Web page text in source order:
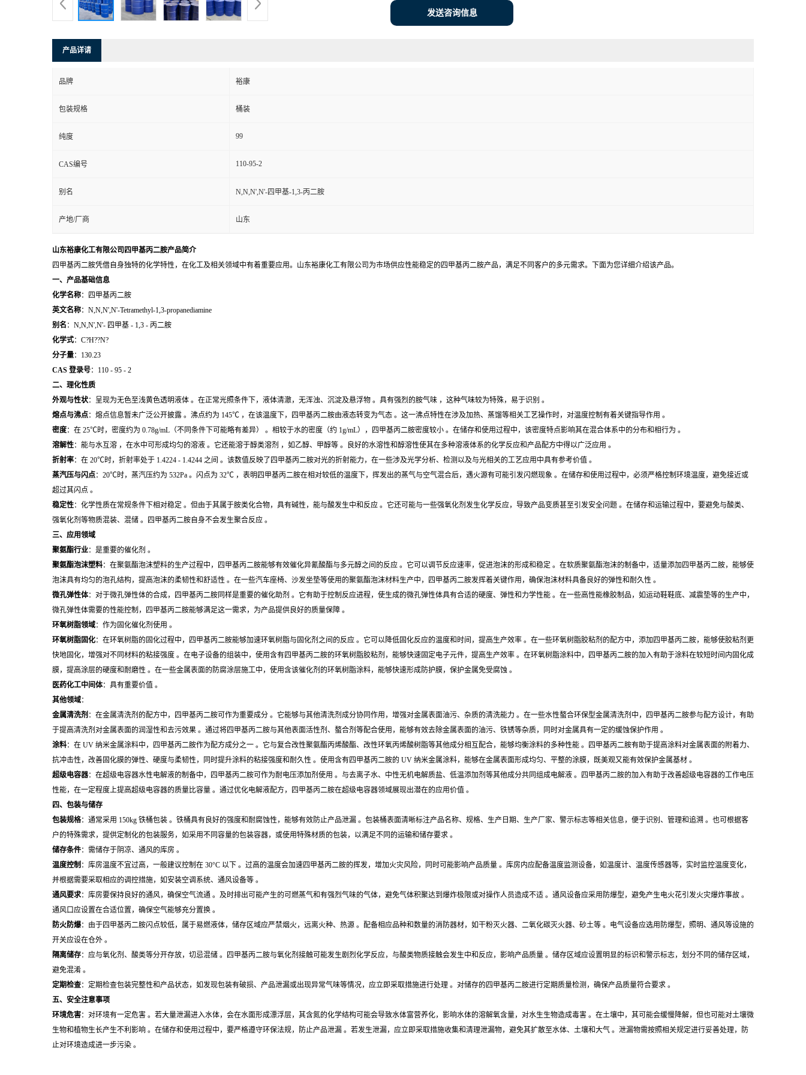
发送咨询信息
产品详请
品牌 裕康
包装规格 桶装
纯度 99
CAS编号 110-95-2
别名 N,N,N',N'-四甲基-1,3-丙二胺
产地/厂商 山东
山东裕康化工有限公司四甲基丙二胺产品简介
四甲基丙二胺凭借自身独特的化学特性，在化工及相关领域中有着重要应用。山东裕康化工有限公司为市场供应性能稳定的四甲基丙二胺产品，满足不同客户的多元需求。下面为您详细介绍该产品。
一、产品基础信息
化学名称：四甲基丙二胺
英文名称：N,N,N',N'-Tetramethyl-1,3-propanediamine
别名 ：N,N,N',N'- 四甲基 - 1,3 - 丙二胺
化学式：C?H??N?
分子量：130.23
CAS 登录号：110 - 95 - 2
二、理化性质
外观与性状：呈现为无色至浅黄色透明液体 。在正常光照条件下，液体清澈，无浑浊、沉淀及悬浮物 。具有强烈的胺气味 ，这种气味较为特殊，易于识别 。
熔点与沸点：熔点信息暂未广泛公开披露 。沸点约为 145℃ ，在该温度下，四甲基丙二胺由液态转变为气态 。这一沸点特性在涉及加热、蒸馏等相关工艺操作时，对温度控制有着关键指导作用 。
密度：在 25℃时，密度约为 0.78g/mL（不同条件下可能略有差异） 。相较于水的密度（约 1g/mL），四甲基丙二胺密度较小 。在储存和使用过程中，该密度特点影响其在混合体系中的分布和相行为 。
溶解性：能与水互溶 ，在水中可形成均匀的溶液 。它还能溶于醇类溶剂 ，如乙醇、甲醇等 。良好的水溶性和醇溶性使其在多种溶液体系的化学反应和产品配方中得以广泛应用 。
折射率：在 20℃时，折射率处于 1.4224 - 1.4244 之间 。该数值反映了四甲基丙二胺对光的折射能力，在一些涉及光学分析、检测以及与光相关的工艺应用中具有参考价值 。
蒸汽压与闪点：20℃时，蒸汽压约为 532Pa 。闪点为 32℃ ，表明四甲基丙二胺在相对较低的温度下，挥发出的蒸气与空气混合后，遇火源有可能引发闪燃现象 。在储存和使用过程中，必须严格控制环境温度，避免接近或
超过其闪点 。
稳定性：化学性质在常规条件下相对稳定 。但由于其属于胺类化合物，具有碱性，能与酸发生中和反应 。它还可能与一些强氧化剂发生化学反应，导致产品变质甚至引发安全问题 。在储存和运输过程中，要避免与酸类、
强氧化剂等物质混装、混储 。四甲基丙二胺自身不会发生聚合反应 。
三、应用领域
聚氨酯行业：是重要的催化剂 。
聚氨酯泡沫塑料：在聚氨酯泡沫塑料的生产过程中，四甲基丙二胺能够有效催化异氰酸酯与多元醇之间的反应 。它可以调节反应速率，促进泡沫的形成和稳定 。在软质聚氨酯泡沫的制备中，适量添加四甲基丙二胺，能够使
泡沫具有均匀的泡孔结构，提高泡沫的柔韧性和舒适性 。在一些汽车座椅、沙发坐垫等使用的聚氨酯泡沫材料生产中，四甲基丙二胺发挥着关键作用，确保泡沫材料具备良好的弹性和耐久性 。
微孔弹性体：对于微孔弹性体的合成，四甲基丙二胺同样是重要的催化助剂 。它有助于控制反应进程，使生成的微孔弹性体具有合适的硬度、弹性和力学性能 。在一些高性能橡胶制品，如运动鞋鞋底、减震垫等的生产中，
微孔弹性体需要的性能控制，四甲基丙二胺能够满足这一需求，为产品提供良好的质量保障 。
环氧树脂领域：作为固化催化剂使用 。
环氧树脂固化：在环氧树脂的固化过程中，四甲基丙二胺能够加速环氧树脂与固化剂之间的反应 。它可以降低固化反应的温度和时间，提高生产效率 。在一些环氧树脂胶粘剂的配方中，添加四甲基丙二胺，能够使胶粘剂更
快地固化，增强对不同材料的粘接强度 。在电子设备的组装中，使用含有四甲基丙二胺的环氧树脂胶粘剂，能够快速固定电子元件，提高生产效率 。在环氧树脂涂料中，四甲基丙二胺的加入有助于涂料在较短时间内固化成
膜，提高涂层的硬度和耐磨性 。在一些金属表面的防腐涂层施工中，使用含该催化剂的环氧树脂涂料，能够快速形成防护膜，保护金属免受腐蚀 。
医药化工中间体：具有重要价值 。
其他领域：
金属清洗剂 ：在金属清洗剂的配方中，四甲基丙二胺可作为重要成分 。它能够与其他清洗剂成分协同作用，增强对金属表面油污、杂质的清洗能力 。在一些水性螯合环保型金属清洗剂中，四甲基丙二胺参与配方设计，有助
于提高清洗剂对金属表面的润湿性和去污效果 。通过将四甲基丙二胺与其他表面活性剂、螯合剂等配合使用，能够有效去除金属表面的油污、铁锈等杂质，同时对金属具有一定的缓蚀保护作用 。
涂料：在 UV 纳米金属涂料中，四甲基丙二胺作为配方成分之一 。它与复合改性聚氨酯丙烯酸酯、改性环氧丙烯酸树脂等其他成分相互配合，能够均衡涂料的多种性能 。四甲基丙二胺有助于提高涂料对金属表面的附着力、
抗冲击性，改善固化膜的弹性、硬度与柔韧性，同时提升涂料的粘接强度和耐久性 。使用含有四甲基丙二胺的 UV 纳米金属涂料，能够在金属表面形成均匀、平整的涂膜，既美观又能有效保护金属基材 。
超级电容器：在超级电容器水性电解液的制备中，四甲基丙二胺可作为耐电压添加剂使用 。与去离子水、中性无机电解质盐、低温添加剂等其他成分共同组成电解液 。四甲基丙二胺的加入有助于改善超级电容器的工作电压
性能，在一定程度上提高超级电容器的质量比容量 。通过优化电解液配方，四甲基丙二胺在超级电容器领域展现出潜在的应用价值 。
四、包装与储存
包装规格：通常采用 150kg 铁桶包装 。铁桶具有良好的强度和耐腐蚀性，能够有效防止产品泄漏 。包装桶表面清晰标注产品名称、规格、生产日期、生产厂家、警示标志等相关信息，便于识别、管理和追溯 。也可根据客
户的特殊需求，提供定制化的包装服务，如采用不同容量的包装容器，或使用特殊材质的包装，以满足不同的运输和储存要求 。
储存条件：需储存于阴凉、通风的库房 。
温度控制 ：库房温度不宜过高，一般建议控制在 30°C 以下 。过高的温度会加速四甲基丙二胺的挥发，增加火灾风险，同时可能影响产品质量 。库房内应配备温度监测设备，如温度计、温度传感器等，实时监控温度变化，
并根据需要采取相应的调控措施，如安装空调系统、通风设备等 。
通风要求：库房要保持良好的通风，确保空气流通 。及时排出可能产生的可燃蒸气和有强烈气味的气体，避免气体积聚达到爆炸极限或对操作人员造成不适 。通风设备应采用防爆型，避免产生电火花引发火灾爆炸事故 。
通风口应设置在合适位置，确保空气能够充分置换 。
防火防爆：由于四甲基丙二胺闪点较低，属于易燃液体，储存区域应严禁烟火，远离火种、热源 。配备相应品种和数量的消防器材，如干粉灭火器、二氧化碳灭火器、砂土等 。电气设备应选用防爆型，照明、通风等设施的
开关应设在仓外 。
隔离储存：应与氧化剂、酸类等分开存放，切忌混储 。四甲基丙二胺与氧化剂接触可能发生剧烈化学反应，与酸类物质接触会发生中和反应，影响产品质量 。储存区域应设置明显的标识和警示标志，划分不同的储存区域，
避免混淆 。
定期检查：定期检查包装完整性和产品状态，如发现包装有破损、产品泄漏或出现异常气味等情况，应立即采取措施进行处理 。对储存的四甲基丙二胺进行定期质量检测，确保产品质量符合要求 。
五、安全注意事项
环境危害：对环境有一定危害 。若大量泄漏进入水体，会在水面形成漂浮层，其含氮的化学结构可能会导致水体富营养化，影响水体的溶解氧含量，对水生生物造成毒害 。在土壤中，其可能会缓慢降解，但也可能对土壤微
生物和植物生长产生不利影响 。在储存和使用过程中，要严格遵守环保法规，防止产品泄漏 。若发生泄漏，应立即采取措施收集和清理泄漏物，避免其扩散至水体、土壤和大气 。泄漏物需按照相关规定进行妥善处理，防
止对环境造成进一步污染 。